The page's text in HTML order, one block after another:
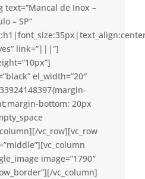
text=”Mancal de Inox –
– SP”
link=”|||”]
el_width=”20″
bottom: 20px
vc_row][vc_row
image=”1790″
vc_column]